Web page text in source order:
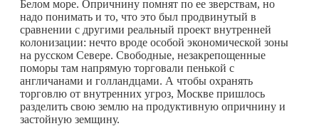
Белом море. Опричнину помнят по ее зверствам, но
надо понимать и то, что это был продвинутый в
сравнении с другими реальный проект внутренней
колонизации: нечто вроде особой экономической зоны
на русском Севере. Свободные, незакрепощенные
поморы там напрямую торговали пенькой с
англичанами и голландцами. А чтобы охранять
торговлю от внутренних угроз, Москве пришлось
разделить свою землю на продуктивную опричнину и
застойную земщину.